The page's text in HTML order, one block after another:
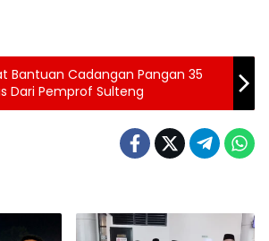
Bantuan Cadangan Pangan 35
Dari Pemprof Sulteng